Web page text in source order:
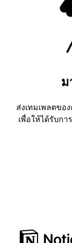
ม
ส่งเทมเพลตขอ
เพื่อให้ได้รับก